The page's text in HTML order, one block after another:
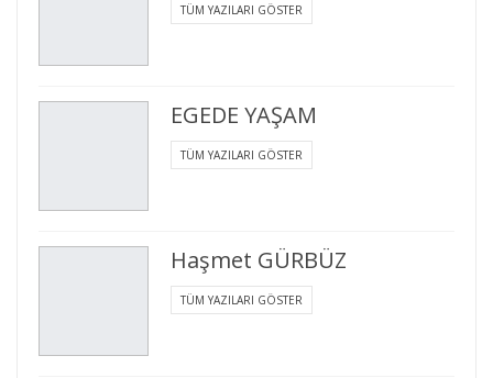
TÜM YAZILARI GÖSTER
EGEDE YAŞAM
TÜM YAZILARI GÖSTER
Haşmet GÜRBÜZ
TÜM YAZILARI GÖSTER